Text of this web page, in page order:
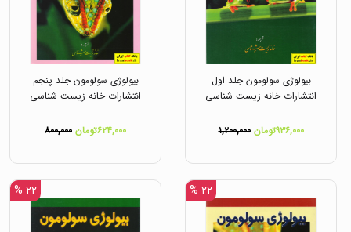
بیولوژی سولومون جلد اول
انتشارات خانه زیست شناسی
۹۳۶,۰۰۰تومان ۱,۲۰۰,۰۰۰
بیولوژی سولومون جلد پنجم
انتشارات خانه زیست شناسی
۶۲۴,۰۰۰تومان ۸۰۰,۰۰۰
۲۲ % ۲۲ %